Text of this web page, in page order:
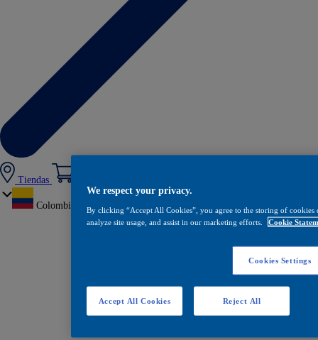
Tiendas
Colombia
We respect your privacy.
By clicking “Accept All Cookies”, you agree to the storing of
analyze site usage, and assist in our marketing efforts.
Cookie
Cookies Settings
Reject All
Accept All Cookies